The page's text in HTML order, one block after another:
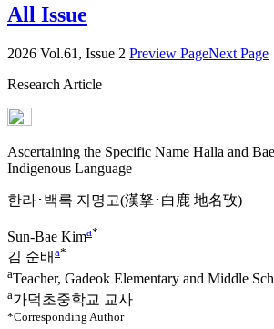
All Issue
2026 Vol.61, Issue 2 Preview PageNext Page
Research Article
Ascertaining the Specific Name Halla and
Indigenous Language
한라･백록 지명고(漢拏･白鹿 地名攷)
Sun-Bae Kima*
김 순배 a*
aTeacher, Gadeok Elementary and Middle
a가덕초중학교 교사
*Corresponding Author